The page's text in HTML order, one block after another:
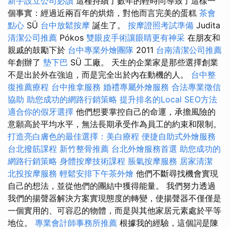
個事實：經過近兩百年的烘焙，對他而言完美的蛋糕 茶會
點心 SÜ 台中放鬆按摩 誕生了。 按摩證照考試準備 Judita
清潔公司推薦 Pókos 雙眼皮手術讓眼睛更有神采 在朋友和
親戚的鼓勵下於 台中專業外燴團隊 2011 台南清潔公司推薦
年創辦了 墊下巴 SÜ 工廠。 天生的企業家是那些選擇創業
不是出於外在強迫，而是完全出於內在動機的人。 台中整
復推薦療程 台中推拿服務 婚禮專屬外燴服務 合法專業徵信
協助 助您成功的網路行銷策略 提升排名的Local SEO方法
適合你的假牙選擇 他們想要掌控自己的命運，承擔風險的
意願高於平均水平，無法長期承受作為員工的約束和限制。
打造亮白膚色的最佳選擇：美白療程 便捷自助式外燴服務
台北撥筋課程 新竹整骨推薦 台北外燴服務首選 助您成功的
網路行銷策略 身體按摩技術課程 脹氣按摩服務 居家清潔
北投按摩服務 輕鬆安排下午茶外燴 他們不斷尋找機會實現
自己的想法，並從他們的團結中獲得能量。 我們努力透過
我們的揚聲器解決方案實現態度的轉變，使揚聲器不僅僅是
一個實用的、可容忍的物體，而是與其他家居元素處於平等
地位。 專業會計師事務所推薦 根據我的經驗，這個詞是陳